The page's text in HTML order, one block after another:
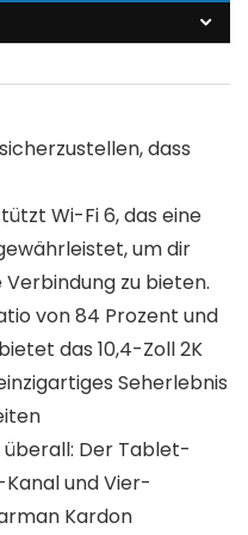
dass
Wi-Fi 6, das eine
um dir
zu bieten.
von 84 Prozent und
das 10,4-Zoll 2K
Seherlebnis
Der Tablet-
und Vier-
Kardon